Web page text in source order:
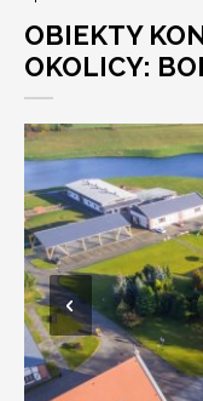
OBIEKTY
OKOLICY: